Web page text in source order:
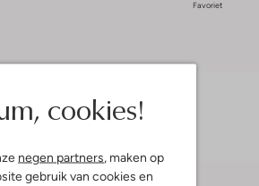
cookies!
negen partners , maken op
gebruik van cookies en
Favoriet
83 lang en draagt maat M.
slim fit.